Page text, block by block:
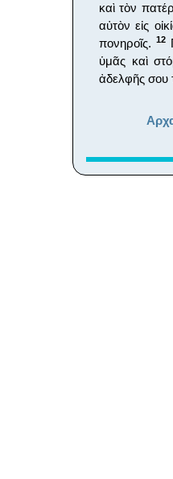
καὶ τὸν
αὐτὸν εἰς
πονηροῖς.12
ὑμᾶς καὶ
ἀδελφῆς σου